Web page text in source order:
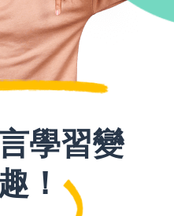
學習變
！